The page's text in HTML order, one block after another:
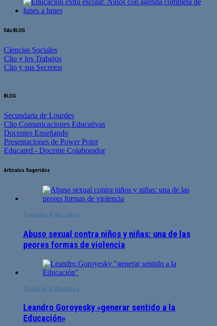
Edu BLOG
Ciencias Sociales
Clio y los Trabajos
Clio y sus Secretos
BLOG
Secundaria de Lourdes
Clio Comunicaciones Educativas
Docentes Enseñando
Presentaciones de Power Point
Educared - Docente Colaborador
Artículos Sugeridos
Gestión Educativa
Abuso sexual contra niños y niñas: una de las
peores formas de violencia
Gestión Educativa
Leandro Goroyesky «generar sentido a la
Educación»